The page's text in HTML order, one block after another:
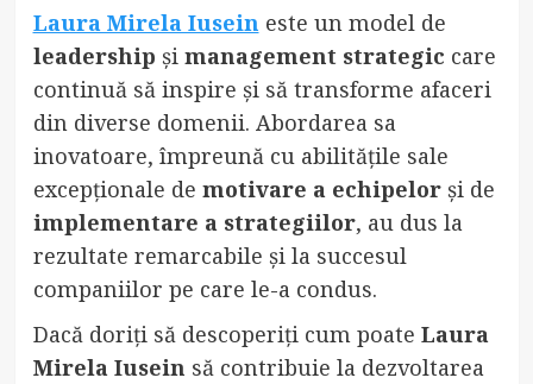
Laura Mirela Iusein este un model de
leadership și management strategic care
continuă să inspire și să transforme afaceri
din diverse domenii. Abordarea sa
inovatoare, împreună cu abilitățile sale
excepționale de motivare a echipelorși de
implementare a strategiilor, au dus la
rezultate remarcabile și la succesul
companiilor pe care le-a condus.
Dacă doriți să descoperiți cum poate Laura
Mirela Iusein să contribuie la dezvoltarea